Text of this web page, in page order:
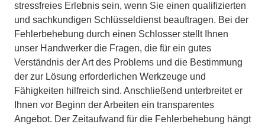
stressfreies Erlebnis sein, wenn Sie einen qualifizierten
und sachkundigen Schlüsseldienst beauftragen. Bei der
Fehlerbehebung durch einen Schlosser stellt Ihnen
unser Handwerker die Fragen, die für ein gutes
Verständnis der Art des Problems und die Bestimmung
der zur Lösung erforderlichen Werkzeuge und
Fähigkeiten hilfreich sind. Anschließend unterbreitet er
Ihnen vor Beginn der Arbeiten ein transparentes
Angebot. Der Zeitaufwand für die Fehlerbehebung hängt